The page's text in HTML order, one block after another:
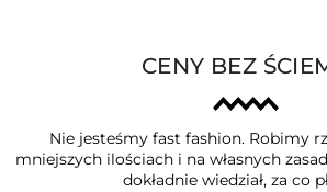
CENY BEZ
Nie jesteśmy fast fashion. Robimy
mniejszych ilościach i na własnych
dokładnie wiedział, za co